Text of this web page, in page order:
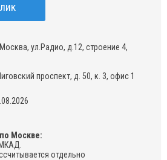
ул.Радио, д.12, строение 4,
проспект, д. 50, к. 3, офис 1
Москве:
отдельно